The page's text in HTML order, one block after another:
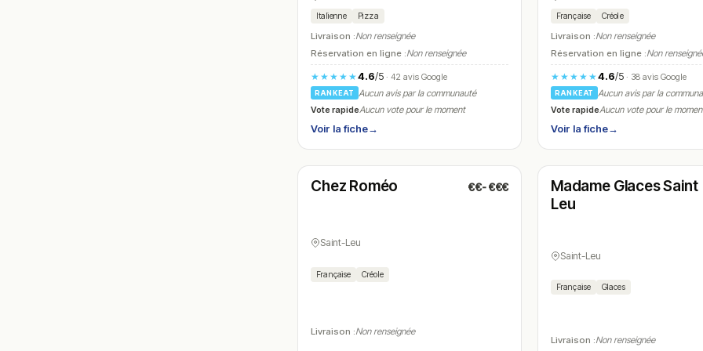
Italienne Pizza
Livraison :Non renseignée
Réservation en ligne :Non renseignée
★★★★★4.6/5· 42 avis Google
RANKEAT
Aucun avis par la communauté
Vote rapideAucun vote pour le moment
Voir la fiche→
Française Créole
Livraison :Non renseignée
Réservation en ligne :Non
★★★★★4.6/5· 38 avis Google
RANKEAT
Aucun avis par la
Vote rapideAucun vote pour le
Voir la fiche→
N° 27
Fermé(11:30 – 14:00)
Chez Roméo €€-€€€
Saint-Leu
Française Créole
Livraison :Non renseignée
N° 28
Fermé(13:00 – 17:00)
Madame Glaces Saint
Leu
Saint-Leu
Française Glaces
Livraison :Non renseignée